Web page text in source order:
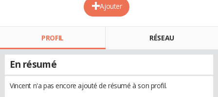
Ajouter
PROFIL RÉSEAU
En résumé
Vincent n'a pas encore ajouté de résumé à son profil.